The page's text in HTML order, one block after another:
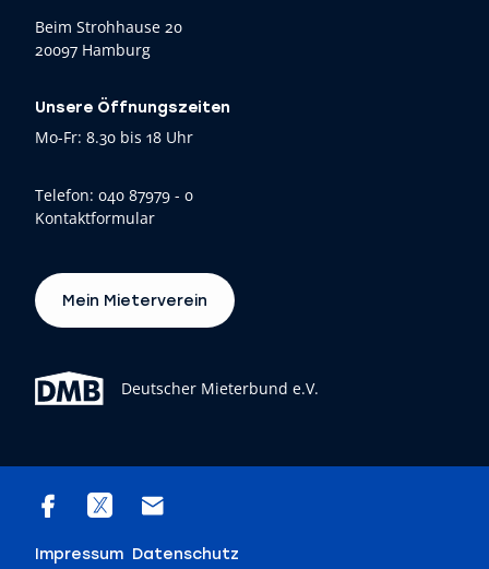
Beim Strohhause 20
20097 Hamburg
Unsere Öffnungszeiten
Mo-Fr: 8.30 bis 18 Uhr
Telefon: 040 87979 - 0
Kontaktformular
Deutscher Mieterbund e.V.
Mein Mieterverein
Impressum Datenschutz